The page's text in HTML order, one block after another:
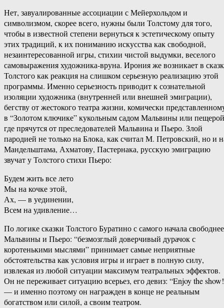
Нет, завуалированные ассоциации с Мейерхольдом и
символизмом, скорее всего, нужны были Толстому для того,
чтобы в известной степени вернуться к эстетическому опыту
этих традиций, к их пониманию искусства как свободной,
незаинтересованной игры, стихии чистой выдумки, веселого
самовыражения художника-вруна. Ирония же возникает в
Толстого как реакция на слишком серьезную реализацию этой
программы. Именно серьезность приводит к сознательной
изоляции художника (внутренней или внешней эмиграции),
бегству от жестокого театра жизни, комически
в “Золотом ключике” кукольным садом Мальвины или
где прячутся от преследователей Мальвина и Пьеро. Злой
пародией не только на Блока, как считал М. Петровский, но и
Мандельштама, Ахматову, Пастернака, русскую эмиграцию
звучат у Толстого стихи Пьеро:
Будем жить все лето
Мы на кочке этой,
Ах, — в уединении,
Всем на удивление…
По логике сказки Толстого Буратино с самого начала свободнее
Мальвины и Пьеро: “безмозглый доверчивый дурачок с
коротенькими мыслями” принимает самые неприятные
обстоятельства как условия игры и играет в полную силу,
извлекая из любой ситуации максимум театральных эффектов.
Он не переживает ситуацию всерьез, его девиз: “Enjoy the
— и именно поэтому он награжден в конце не реальным
богатством или силой, а своим театром.